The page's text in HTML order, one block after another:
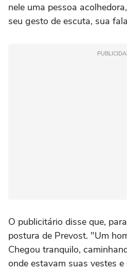
nele uma pessoa
seu gesto de escuta, sua
O publicitário disse que,
postura de Prevost. "Um
Chegou tranquilo,
onde estavam suas vestes